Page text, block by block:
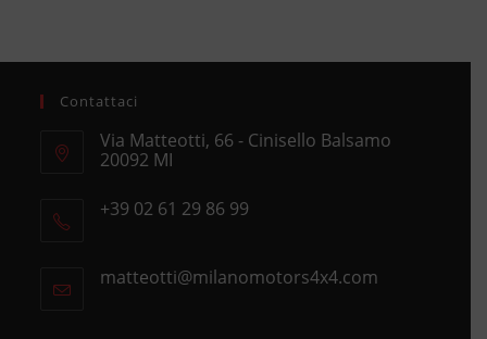
Contattaci
Via Matteotti, 66 - Cinisello Balsamo
20092 MI
in
+39 02 61 29 86 99
your
matteotti@milanomotors4x4.comOpens